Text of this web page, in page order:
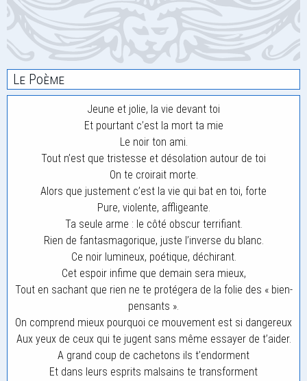
Le Poème
Jeune et jolie, la vie devant toi
Et pourtant c’est la mort ta mie
Le noir ton ami.
Tout n’est que tristesse et désolation autour de toi
On te croirait morte.
Alors que justement c’est la vie qui bat en toi, forte
Pure, violente, affligeante.
Ta seule arme : le côté obscur terrifiant.
Rien de fantasmagorique, juste l’inverse du blanc.
Ce noir lumineux, poétique, déchirant.
Cet espoir infime que demain sera mieux,
Tout en sachant que rien ne te protégera de la folie des « bien-
pensants ».
On comprend mieux pourquoi ce mouvement est si dangereux
Aux yeux de ceux qui te jugent sans même essayer de t’aider.
A grand coup de cachetons ils t’endorment
Et dans leurs esprits malsains te transforment